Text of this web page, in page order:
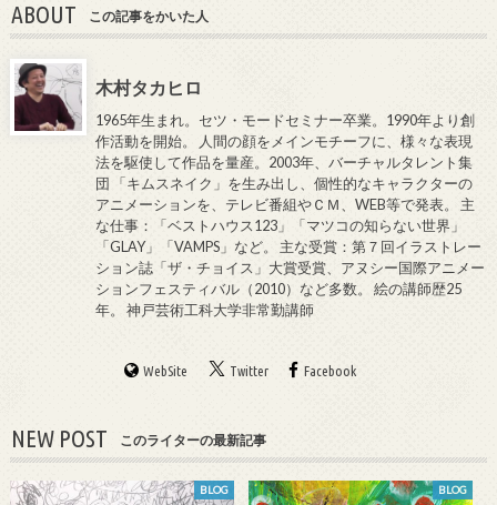
ABOUT この記事をかいた人
木村タカヒロ
1965年生まれ。セツ・モードセミナー卒業。1990年より創
作活動を開始。 人間の顔をメインモチーフに、様々な表現
法を駆使して作品を量産。2003年、バーチャルタレント集
団 「キムスネイク」を生み出し、個性的なキャラクターの
アニメーションを、テレビ番組やＣＭ、WEB等で発表。 主
な仕事：「ベストハウス123」「マツコの知らない世界」
「GLAY」「VAMPS」など。 主な受賞：第７回イラストレー
ション誌「ザ・チョイス」大賞受賞、アヌシー国際アニメー
ションフェスティバル（2010）など多数。 絵の講師歴25
年。 神戸芸術工科大学非常勤講師
WebSite Twitter Facebook
NEW POST このライターの最新記事
BLOG BLOG